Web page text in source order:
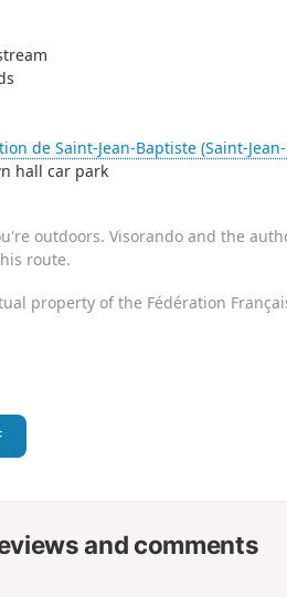
de Saint-Jean-Baptiste (Saint-
hall car park
outdoors. Visorando and the
route.
property of the Fédération
and comments